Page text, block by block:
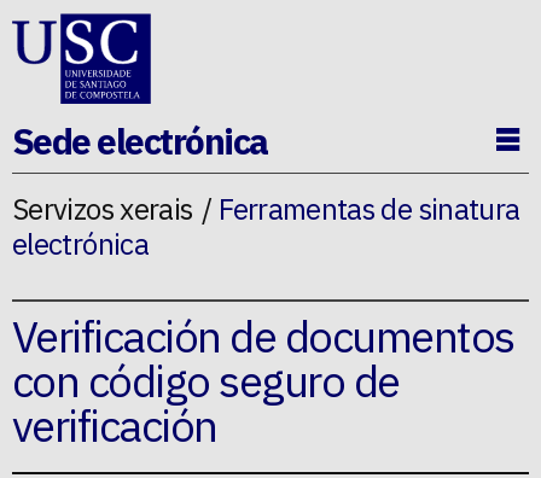
Ir ao contido da p�xina
Sede electrónica
Servizos xerais
Ferramentas de sinatura
electrónica
Verificación de documentos
con código seguro de
verificación